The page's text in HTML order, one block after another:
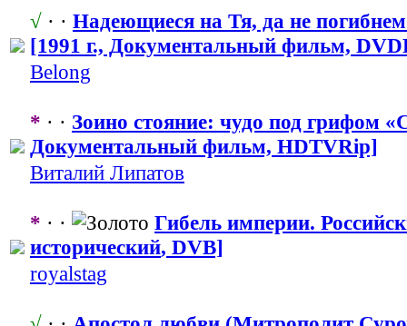
√ · · Надеющиеся на Тя, да не
[1991 г., Документальн​ый фильм,
Belong
* · · Зоино стояние: чудо под грифом
Документальн​ый фильм, HDTVRip]
Виталий Липатов
* · ·
Гибель империи.
исторический​, DVB]
royalstag